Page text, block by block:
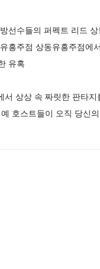
선수들의 퍼펙트 리드
흥주점 상동유흥주점
유혹
상상 속 짜릿한 판타
호스트들이 오직 당신